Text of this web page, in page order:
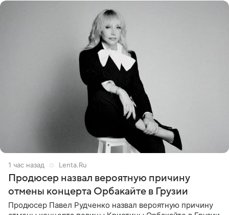
1 час назад Lenta.Ru
Продюсер назвал вероятную причину
отмены концерта Орбакайте в Грузии
Продюсер Павел Рудченко назвал вероятную причину